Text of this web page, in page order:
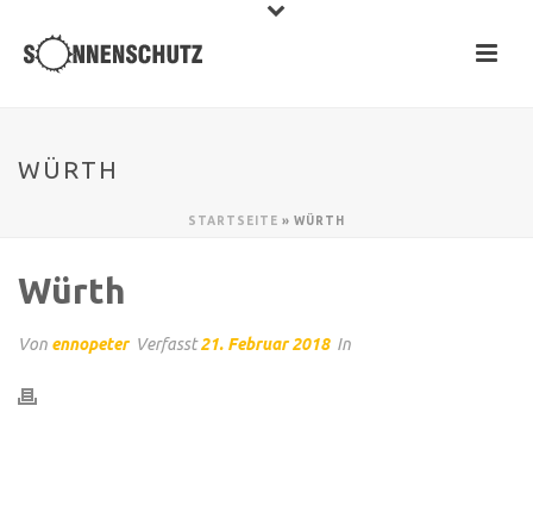
WÜRTH
STARTSEITE » WÜRTH
Würth
Von ennopeter Verfasst21. Februar 2018 In